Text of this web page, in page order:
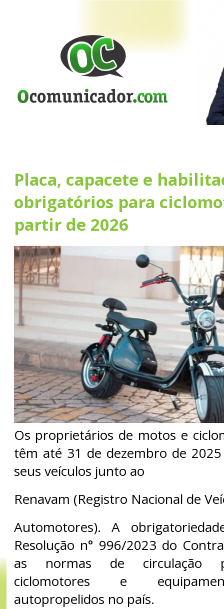
Placa, capacete e
obrigatórios para
partir de 2026
Os proprietários de motos e
têm até 31 de dezembro de
seus veículos junto ao
Renavam (Registro Nacional de
Automotores). A
Resolução n° 996/2023 do
as normas de circulação
ciclomotores e
autopropelidos no país.